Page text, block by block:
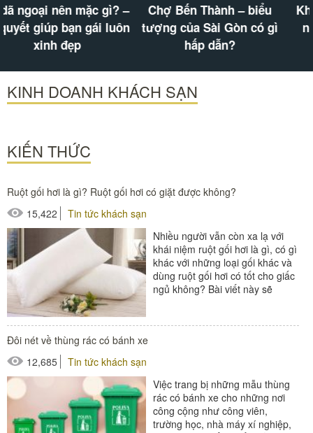
Chợ Bến Thành – biểu
tượng của Sài Gòn có gì
hấp dẫn?
Khu vui chơi ở Cần Thơ
nổi lên như cồn trong
năm nay
KINH DOANH KHÁCH SẠN
KIẾN THỨC
Ruột gối hơi là gì? Ruột gối hơi có giặt được không?
15,422
Tin tức khách sạn
Nhiều người vẫn còn xa lạ với
khái niệm ruột gối hơi là gì, có gì
khác với những loại gối khác và
dùng ruột gối hơi có tốt cho giấc
ngủ không? Bài viết này sẽ
#thiết bị buồng phòng
Đôi nét về thùng rác có bánh xe
12,685
Tin tức khách sạn
Việc trang bị những mẫu thùng
rác có bánh xe cho những nơi
công cộng như công viên,
trường học, nhà máy xí nghiệp,